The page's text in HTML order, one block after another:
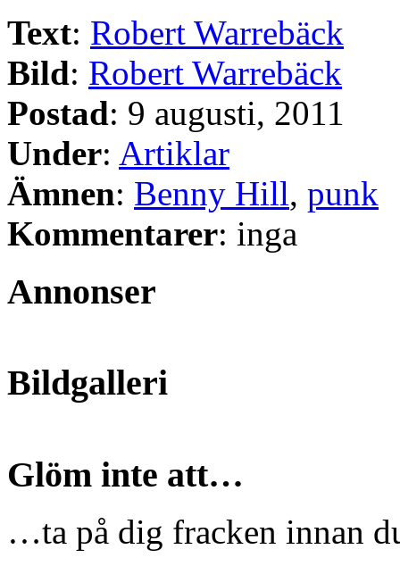
Text: Robert Warrebäck
Bild: Robert Warrebäck
Postad: 9 augusti, 2011
Under: Artiklar
Ämnen: Benny Hill, punk
Kommentarer: inga
Annonser
Bildgalleri
Glöm inte att…
…ta på dig fracken innan